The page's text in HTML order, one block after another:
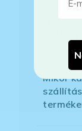
Mikor
Mikor